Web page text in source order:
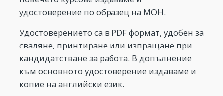
удостоверение по образец на МОН.
Удостоверението са в PDF формат, удобен за
сваляне, принтиране или изпращане при
кандидатстване за работа. В допълнение
към основното удостоверение издаваме и
копие на английски език.